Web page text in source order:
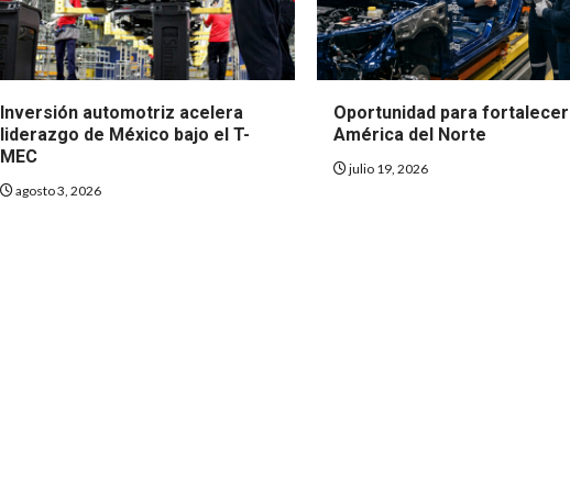
Inversión automotriz acelera
liderazgo de México bajo el T-
MEC
agosto 3, 2026
Oportunidad para
América del Norte
julio 19, 2026